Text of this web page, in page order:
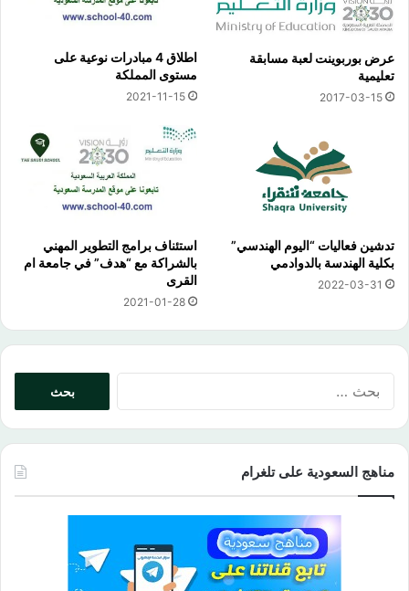
عرض بوربوينت لعبة مسابقة
تعليمية
2017-03-15
اطلاق 4 مبادرات نوعية على
مستوى المملكة
2021-11-15
تدشين فعاليات “اليوم الهندسي”
بكلية الهندسة بالدوادمي
2022-03-31
استئناف برامج التطوير المهني
بالشراكة مع “هدف” في جامعة ام
القرى
2021-01-28
مناهج السعودية على تلغرام